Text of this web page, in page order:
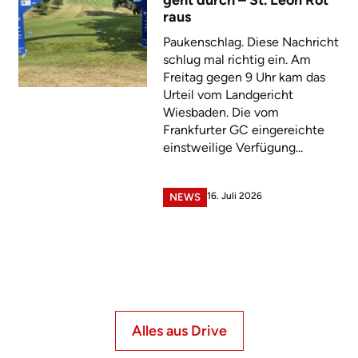
raus
Paukenschlag. Diese Nachricht
schlug mal richtig ein. Am
Freitag gegen 9 Uhr kam das
Urteil vom Landgericht
Wiesbaden. Die vom
Frankfurter GC eingereichte
einstweilige Verfügung...
NEWS 16. Juli 2026
Alles aus Drive